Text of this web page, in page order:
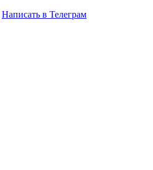
Написать в Телеграм